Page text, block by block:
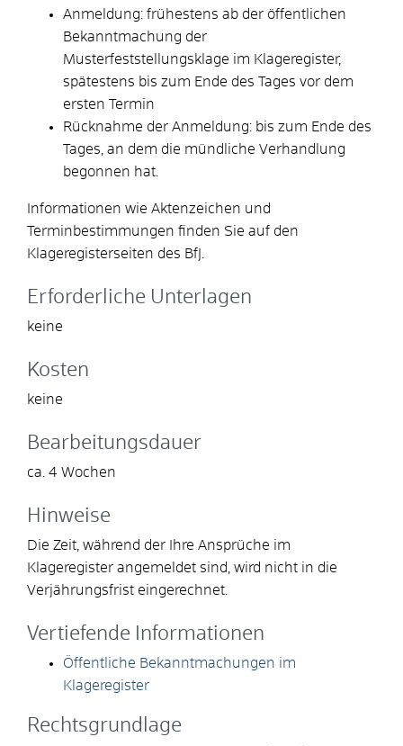
Anmeldung: frühestens ab der öffentlichen
Bekanntmachung der
Musterfeststellungsklage im Klageregister,
spätestens bis zum Ende des Tages vor dem
ersten Termin
Rücknahme der Anmeldung: bis zum Ende des
Tages, an dem die mündliche Verhandlung
begonnen hat.
Informationen wie Aktenzeichen und
Terminbestimmungen finden Sie auf den
Klageregisterseiten des BfJ.
Erforderliche Unterlagen
keine
Kosten
keine
Bearbeitungsdauer
ca. 4 Wochen
Hinweise
Die Zeit, während der Ihre Ansprüche im
Klageregister angemeldet sind, wird nicht in die
Verjährungsfrist eingerechnet.
Vertiefende Informationen
Öffentliche Bekanntmachungen im
Klageregister
Rechtsgrundlage